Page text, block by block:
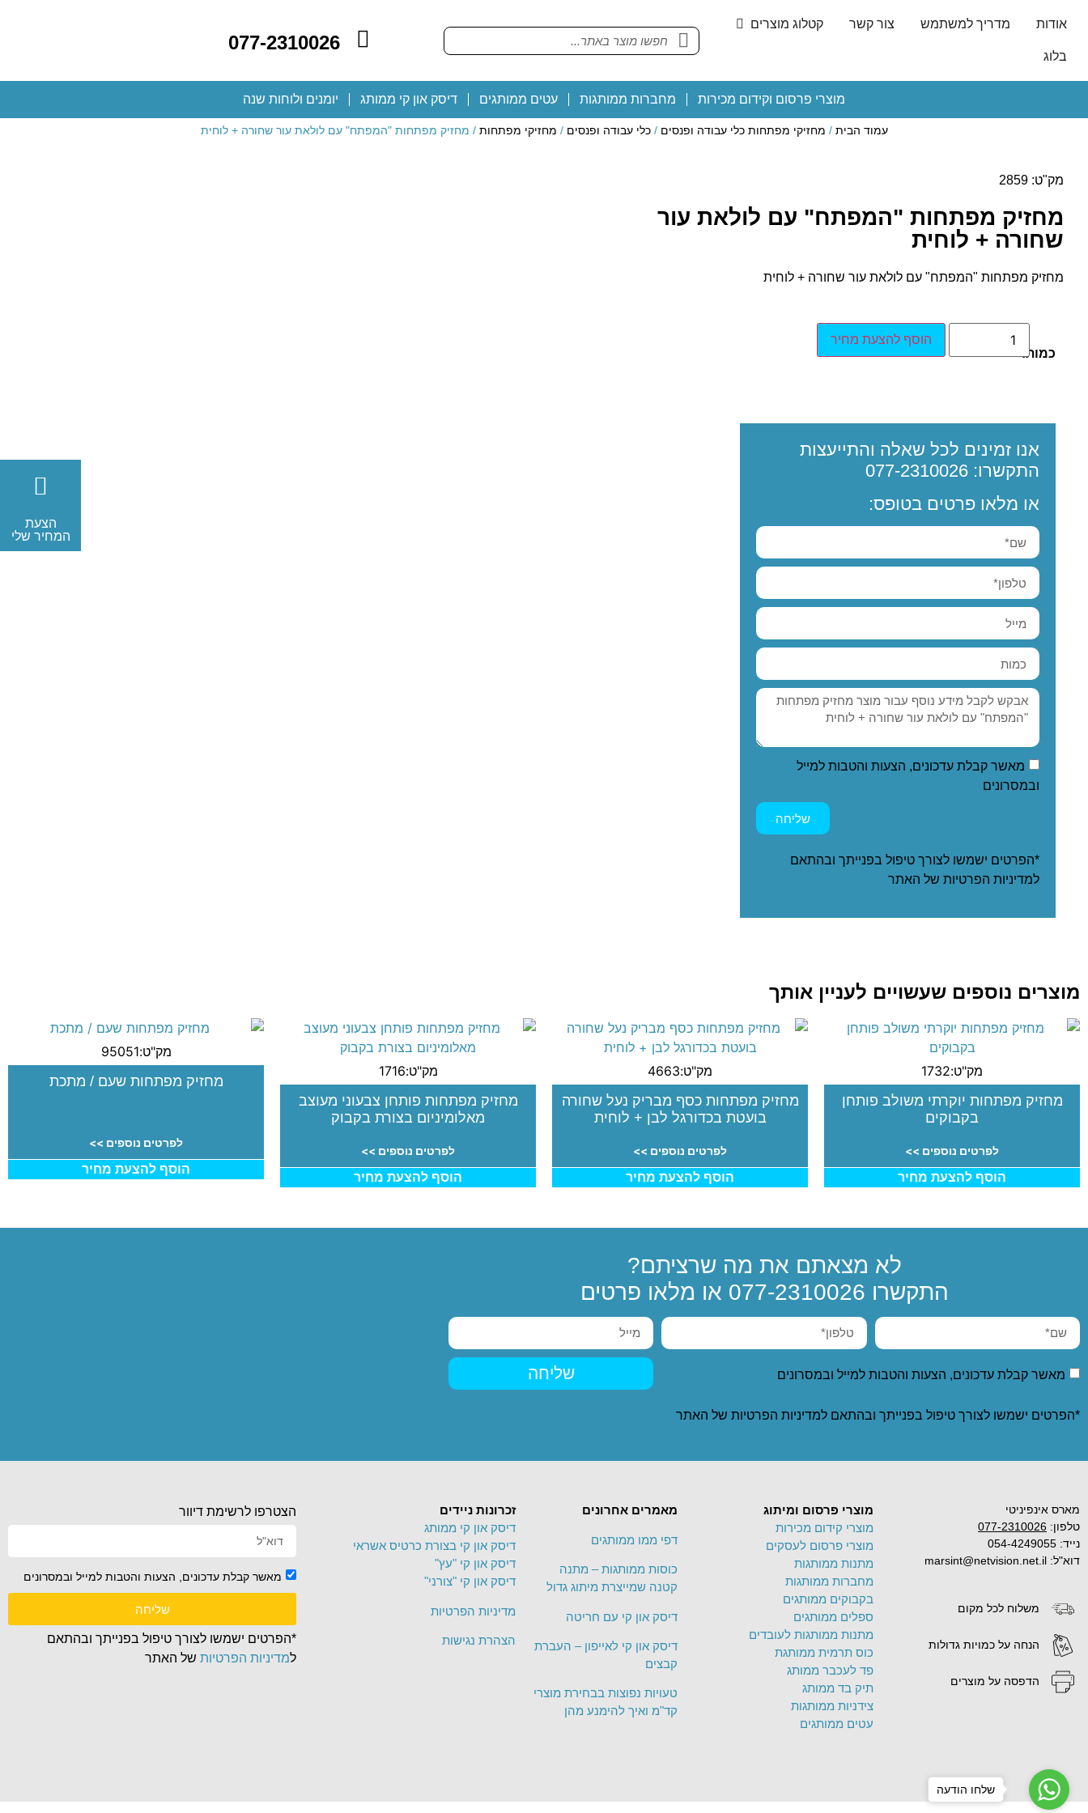
אודות מדריך למשתמש צור קשר קטלוג מוצרים
בלוג
077-2310026
מוצרי פרסום וקידום מכירות מחברות ממותגות עטים ממותגים דיסק און קי ממותג יומנים ולוחות שנה
עמוד הבית / מחזיקי מפתחות כלי עבודה ופנסים /כלי עבודה ופנסים / מחזיקי מפתחות / מחזיק מפתחות "המפתח" עם לולאת עור שחורה + לוחית
מק"ט: 2859
מחזיק מפתחות "המפתח" עם לולאת עור
שחורה + לוחית
מחזיק מפתחות "המפתח" עם לולאת עור שחורה + לוחית
כמות:
הוסף להצעת מחיר
אנו זמינים לכל שאלה והתייעצות
התקשרו: 077-2310026
או מלאו פרטים בטופס:
מאשר קבלת עדכונים, הצעות והטבות למייל
ובמסרונים
שליחה
*הפרטים ישמשו לצורך טיפול בפנייתך ובהתאם
למדיניות הפרטיות של האתר
מוצרים נוספים שעשויים לעניין אותך
מק"ט:1732
מחזיק מפתחות יוקרתי משולב פותחן
בקבוקים
לפרטים נוספים >>
הוסף להצעת מחיר
מק"ט:4663
מחזיק מפתחות כסף מבריק נעל שחורה
בועטת בכדורגל לבן + לוחית
לפרטים נוספים >>
הוסף להצעת מחיר
מק"ט:1716
מחזיק מפתחות פותחן צבעוני מעוצב
מאלומיניום בצורת בקבוק
לפרטים נוספים >>
הוסף להצעת מחיר
מק"ט:95051
מחזיק מפתחות שעם / מתכת
לפרטים נוספים >>
הוסף להצעת מחיר
לא מצאתם את מה שרציתם?
התקשרו 077-2310026 או מלאו פרטים
מאשר קבלת עדכונים, הצעות והטבות למייל ובמסרונים שליחה
*הפרטים ישמשו לצורך טיפול בפנייתך ובהתאם למדיניות הפרטיות של האתר
מארס אינפיניטי
טלפון: 077-2310026
נייד: 054-4249055
דוא"ל: marsint@netvision.net.il
משלוח לכל מקום
הנחה על כמויות גדולות
הדפסה על מוצרים
מוצרי פרסום ומיתוג
מוצרי קידום מכירות
מוצרי פרסום לעסקים
מתנות ממותגות
מחברות ממותגות
בקבוקים ממותגים
ספלים ממותגים
מתנות ממותגות לעובדים
כוס תרמית ממותגת
פד לעכבר ממותג
תיק בד ממותג
צידניות ממותגות
עטים ממותגים
מאמרים אחרונים
דפי ממו ממותגים
כוסות ממותגות – מתנה
קטנה שמייצרת מיתוג גדול
דיסק און קי עם חריטה
דיסק און קי לאייפון – העברת
קבצים
טעויות נפוצות בבחירת מוצרי
קד"מ ואיך להימנע מהן
זכרונות ניידים
דיסק און קי ממותג
דיסק און קי בצורת כרטיס אשראי
דיסק און קי "עץ"
דיסק און קי "צורני"
מדיניות הפרטיות
הצהרת נגישות
הצטרפו לרשימת דיוור
מאשר קבלת עדכונים, הצעות והטבות למייל ובמסרונים
שליחה
*הפרטים ישמשו לצורך טיפול בפנייתך ובהתאם
למדיניות הפרטיותשל האתר
הצעת
המחיר שלי
שלחו הודעה